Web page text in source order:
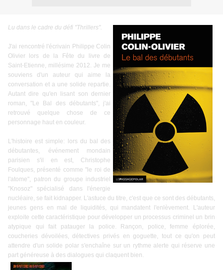
Lu dans le cadre du défi "Thrillers".
J'ai rencontré l'écrivain Philippe Colin
Olivier lors de la Fête du livre de
Saint-Etienne, millésime 2012. Je me
souviens d'un auteur qui aime la
conversation et a une solide repartie.
Autant dire qu'en lisant son dernier
roman, "Le Bal des débutants", j'ai
retrouvé quelque chose de ce
personnage haut en couleur.
L'histoire est simple: lors du bal des
débutantes, événement mondain
parisien s'il en est, Christophe
Foulques, présenté comme "le roi de
l'atome", patron du groupe industriel
"Knosoz" spécialisé dans l'énergie
nucléaire, se fait kidnapper. L'astuce du titre, c'est que ce sont des débutants,
jeunes gens en mal de liquidités, qui mandatent l'enlèvement. L'auteur
exploite cette caractéristique pour développer un processus criminel un brin
atypique qui fait patauger la police. Rançon, police, femme éplorée,
coucheries dévoilées, détectives privés en goguette, tout ce qu'on peut
attendre d'un solide polar s'enchaîne sur un rythme alerte qui réserve une
part généreuse à des dialogues qui claquent bien.